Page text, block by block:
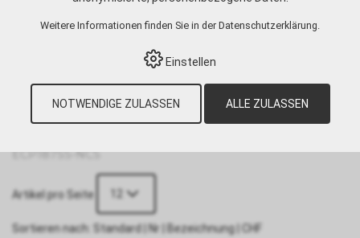
ECP187SS-NCS
HOME › E-SHOP › GURTINSTANDHALTUNG
LIGHT DUTY FÖRDERGURTE
HAMMERSYSTEME › SYSTEM EASYCLIP ›
ECP187SS-NCS
Artikel pro Seite
Sortieren nach: Standard Nr Bezeichnung|
CHF
Weitere Informationen finden Sie in der Datenschutzerklärung.
Einstellen
NOTWENDIGE ZULASSEN ALLE ZULASSEN